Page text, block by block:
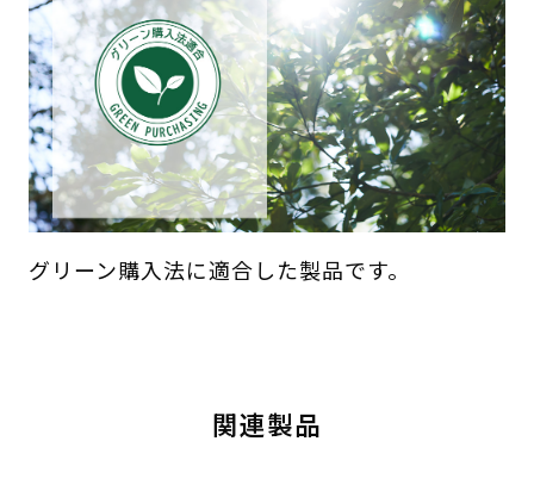
グリーン購入法に適合した製品です。
関連製品